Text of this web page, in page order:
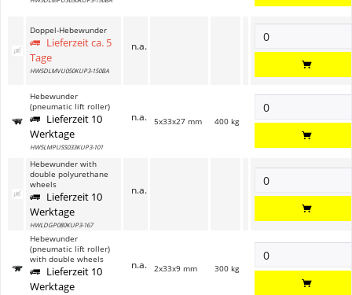
Doppel-Hebewunder
Lieferzeit ca. 5
Tage
HW5DLMVU050KUP3-150BA
n.a.
Hebewunder
(pneumatic lift roller)
Lieferzeit 10
Werktage
HW5LMPUSS033KUP3-101
n.a. 5x33x27 mm 400 kg
Hebewunder with
double polyurethane
wheels
Lieferzeit 10
Werktage
HWLDGP080KUP3-167
n.a.
Hebewunder
(pneumatic lift roller)
with double wheels
Lieferzeit 10
Werktage
n.a. 2x33x9 mm 300 kg